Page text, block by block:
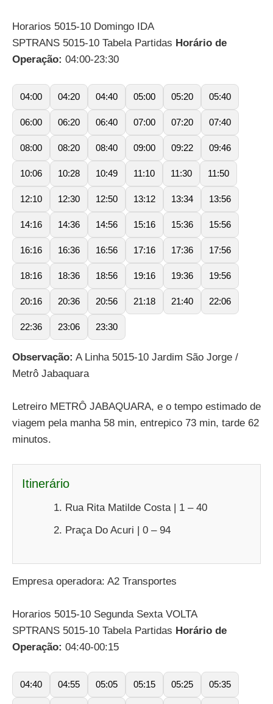
Horarios 5015-10 Domingo IDA
SPTRANS 5015-10 Tabela Partidas Horário de
Operação: 04:00-23:30
04:00 04:20 04:40 05:00 05:20 05:40
06:00 06:20 06:40 07:00 07:20 07:40
08:00 08:20 08:40 09:00 09:22 09:46
10:06 10:28 10:49 11:10 11:30 11:50
12:10 12:30 12:50 13:12 13:34 13:56
14:16 14:36 14:56 15:16 15:36 15:56
16:16 16:36 16:56 17:16 17:36 17:56
18:16 18:36 18:56 19:16 19:36 19:56
20:16 20:36 20:56 21:18 21:40 22:06
22:36 23:06 23:30
Observação: A Linha 5015-10 Jardim São Jorge /
Metrô Jabaquara
Letreiro METRÔ JABAQUARA, e o tempo estimado de
viagem pela manha 58 min, entrepico 73 min, tarde 62
minutos.
Itinerário
Rua Rita Matilde Costa | 1 – 40
Praça Do Acuri | 0 – 94
Empresa operadora: A2 Transportes
Horarios 5015-10 Segunda Sexta VOLTA
SPTRANS 5015-10 Tabela Partidas Horário de
Operação: 04:40-00:15
04:40 04:55 05:05 05:15 05:25 05:35